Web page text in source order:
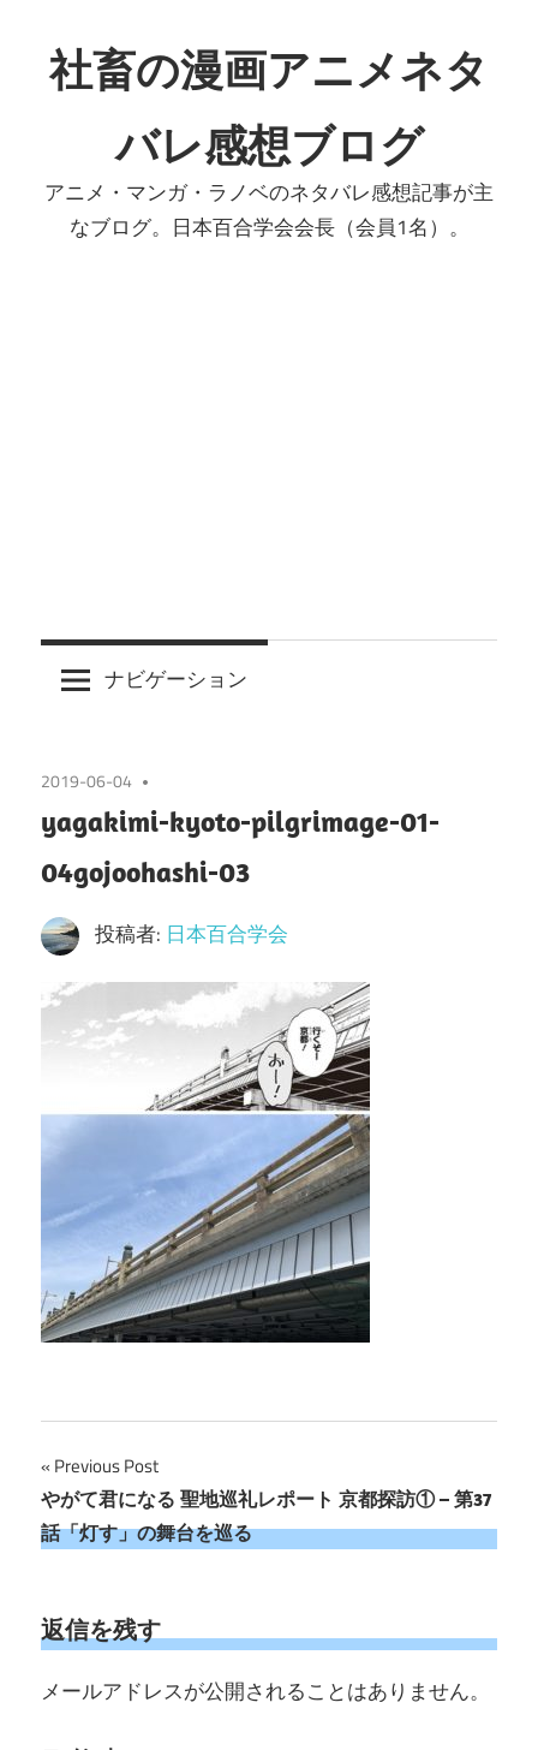
ン
テ
へ
社畜の漫画アニメネタ
バレ感想ブログ
アニメ・マンガ・ラノベのネタバレ感想記事が主
なブログ。日本百合学会会長（会員1名）。
ナビゲーション
2019-06-04
yagakimi-kyoto-pilgrimage-01-
04gojoohashi-03
投稿者: 日本百合学会
投
稿
ビ
ゲ
ー
Previous Post
やがて君になる 聖地巡礼レポート 京都探訪① – 第37
話「灯す」の舞台を巡る
返信を残す
メールアドレスが公開されることはありません。